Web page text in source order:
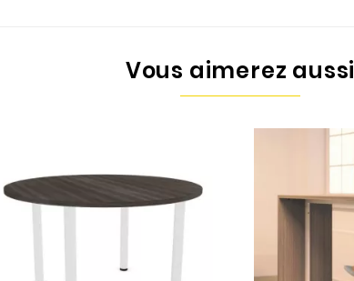
Vous aimerez aussi